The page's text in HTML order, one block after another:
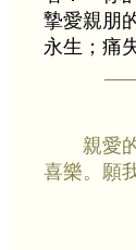
摯愛親朋
永生；痛
親愛
喜樂。願